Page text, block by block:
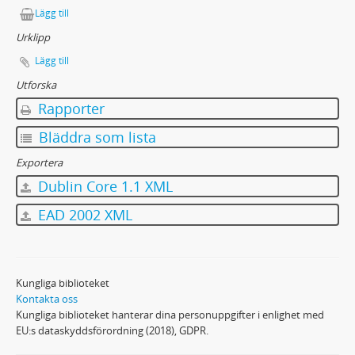
Lägg till
Urklipp
Lägg till
Utforska
Rapporter
Bläddra som lista
Exportera
Dublin Core 1.1 XML
EAD 2002 XML
Kungliga biblioteket
Kontakta oss
Kungliga biblioteket hanterar dina personuppgifter i enlighet med
EU:s dataskyddsförordning (2018), GDPR.